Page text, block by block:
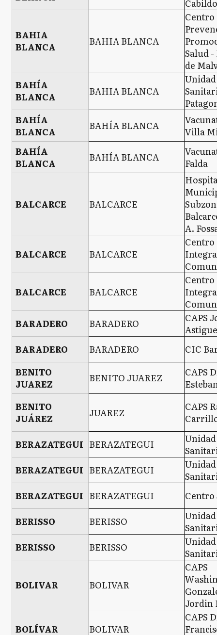
Cabildo
BAHIA
BLANCA
BAHIA BLANCA
Centro
Salud
de
BAHÍA
BLANCA
BAHIA BLANCA
Unidad
BAHÍA
BLANCA
BAHÍA BLANCA
Villa
BAHÍA
BLANCA
BAHÍA BLANCA
Falda
BALCARCE BALCARCE
A.
BALCARCE
BALCARCE
Centro
BALCARCE
BALCARCE
Centro
BARADERO
BARADERO
CAPS
BARADERO
BARADERO
CIC
BENITO
JUAREZ
BENITO JUAREZ
CAPS
BENITO
JUÁREZ
JUAREZ
CAPS
BERAZATEGUI BERAZATEGUI
Unidad
BERAZATEGUI BERAZATEGUI
Unidad
BERAZATEGUI BERAZATEGUI
Centro
BERISSO
BERISSO
Unidad
BERISSO
BERISSO
Unidad
BOLIVAR BOLIVAR
CAPS
Jordin
BOLÍVAR
BOLIVAR
CAPS